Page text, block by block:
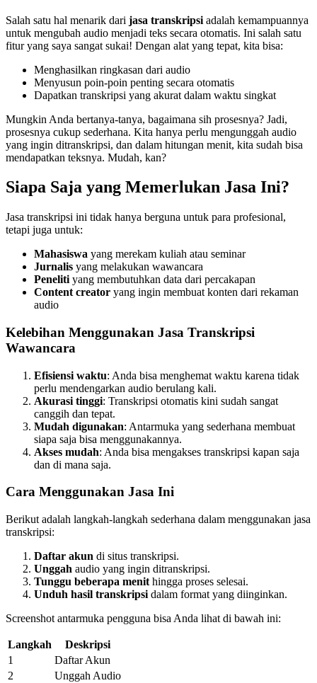
Salah satu hal menarik dari jasa transkripsi adalah kemampuannya
untuk mengubah audio menjadi teks secara otomatis. Ini salah satu
fitur yang saya sangat sukai! Dengan alat yang tepat, kita bisa:
Menghasilkan ringkasan dari audio
Menyusun poin-poin penting secara otomatis
Dapatkan transkripsi yang akurat dalam waktu singkat
Mungkin Anda bertanya-tanya, bagaimana sih prosesnya? Jadi,
prosesnya cukup sederhana. Kita hanya perlu mengunggah audio
yang ingin ditranskripsi, dan dalam hitungan menit, kita sudah bisa
mendapatkan teksnya. Mudah, kan?
Siapa Saja yang Memerlukan Jasa Ini?
Jasa transkripsi ini tidak hanya berguna untuk para profesional,
tetapi juga untuk:
Mahasiswa yang merekam kuliah atau seminar
Jurnalis yang melakukan wawancara
Peneliti yang membutuhkan data dari percakapan
Content creator yang ingin membuat konten dari rekaman
audio
Kelebihan Menggunakan Jasa Transkripsi
Wawancara
Efisiensi waktu: Anda bisa menghemat waktu karena tidak
perlu mendengarkan audio berulang kali.
Akurasi tinggi: Transkripsi otomatis kini sudah sangat
canggih dan tepat.
Mudah digunakan: Antarmuka yang sederhana membuat
siapa saja bisa menggunakannya.
Akses mudah: Anda bisa mengakses transkripsi kapan saja
dan di mana saja.
Cara Menggunakan Jasa Ini
Berikut adalah langkah-langkah sederhana dalam menggunakan jasa
transkripsi:
Daftar akun di situs transkripsi.
Unggah audio yang ingin ditranskripsi.
Tunggu beberapa menit hingga proses selesai.
Unduh hasil transkripsi dalam format yang diinginkan.
Screenshot antarmuka pengguna bisa Anda lihat di bawah ini:
Langkah
Deskripsi
1
Daftar Akun
2
Unggah Audio